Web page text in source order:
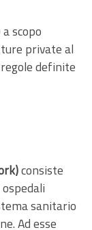
scopo
private al
definite
consiste
sanitario
Ad esse